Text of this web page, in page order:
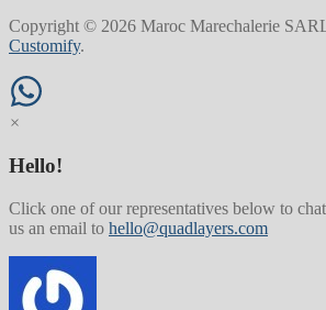
Copyright © 2026 Maroc Marechalerie
Customify.
×
Hello!
Click one of our representatives below to
us an email to hello@quadlayers.com